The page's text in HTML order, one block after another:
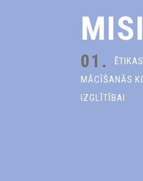
01.
MĀCĪŠANĀS
IZGLĪTĪBAI